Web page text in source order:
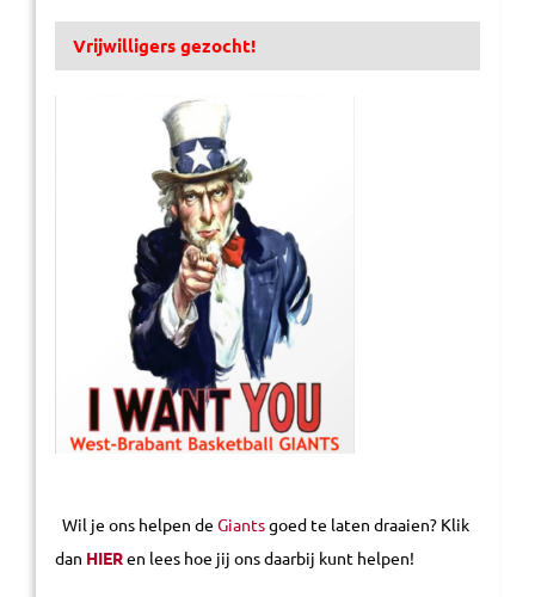
Vrijwilligers gezocht!
Wil je ons helpen de Giantsgoed te laten draaien? Klik
dan HIERen lees hoe jij ons daarbij kunt helpen!